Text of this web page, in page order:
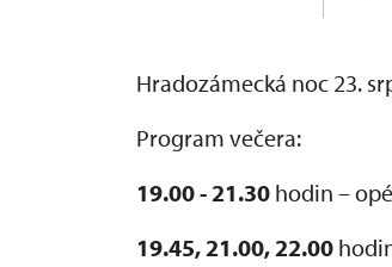
Hradozámecká noc 23.
Program večera:
19.00 - 21.30 hodin –
19.45, 21.00, 22.00